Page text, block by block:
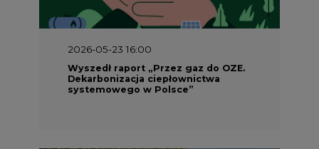
2026-05-23 16:00
Wyszedł raport „Przez gaz do OZE.
Dekarbonizacja ciepłownictwa
systemowego w Polsce”